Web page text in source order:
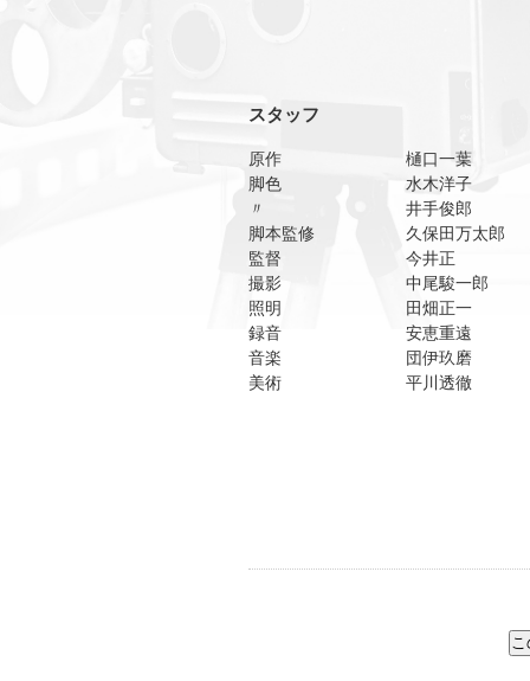
スタッフ
原作
樋口一葉
脚色
水木洋子
〃
井手俊郎
脚本監修
久保田万太郎
監督
今井正
撮影
中尾駿一郎
照明
田畑正一
録音
安恵重遠
音楽
団伊玖磨
美術
平川透徹